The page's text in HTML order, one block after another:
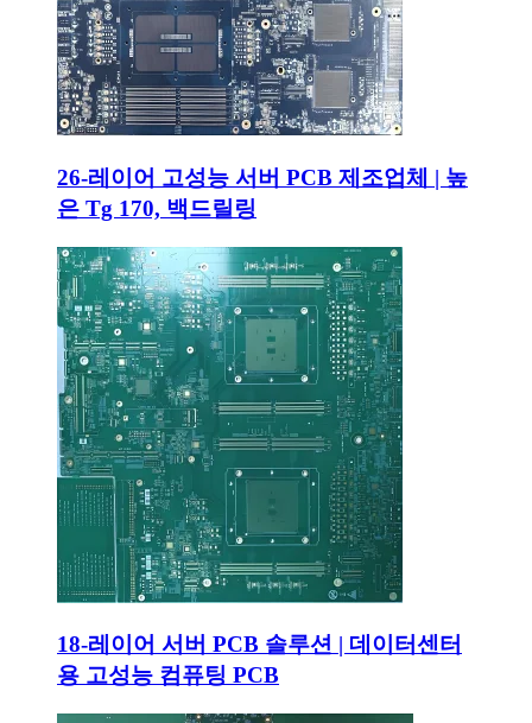
26-레이어 고성능 서버 PCB 제조업체 | 높
은 Tg 170, 백드릴링
18-레이어 서버 PCB 솔루션 | 데이터센터
용 고성능 컴퓨팅 PCB